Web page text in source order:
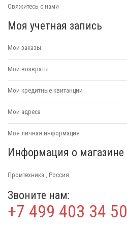
Свяжитесь с нами
Моя учетная запись
Мои заказы
Мои возвраты
Мои кредитные квитанции
Мои адреса
Моя личная информация
Информация о магазине
Промтехника , Россия
Звоните нам:
+7 499 403 34 50